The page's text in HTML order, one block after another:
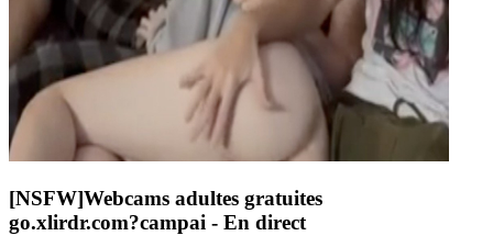
[NSFW]Webcams adultes gratuites
go.xlirdr.com?campai - En direct